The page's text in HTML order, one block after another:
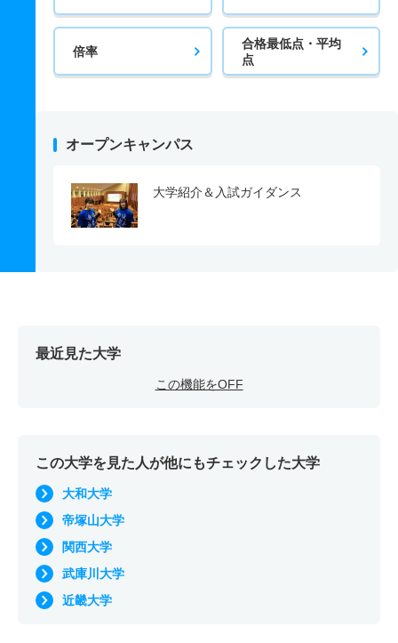
倍率
合格最低点・平均
点
オープンキャンパス
大学紹介＆入試ガイダンス
最近見た大学
この機能をOFF
この大学を見た人が他にもチェックした大学
大和大学
帝塚山大学
関西大学
武庫川大学
近畿大学